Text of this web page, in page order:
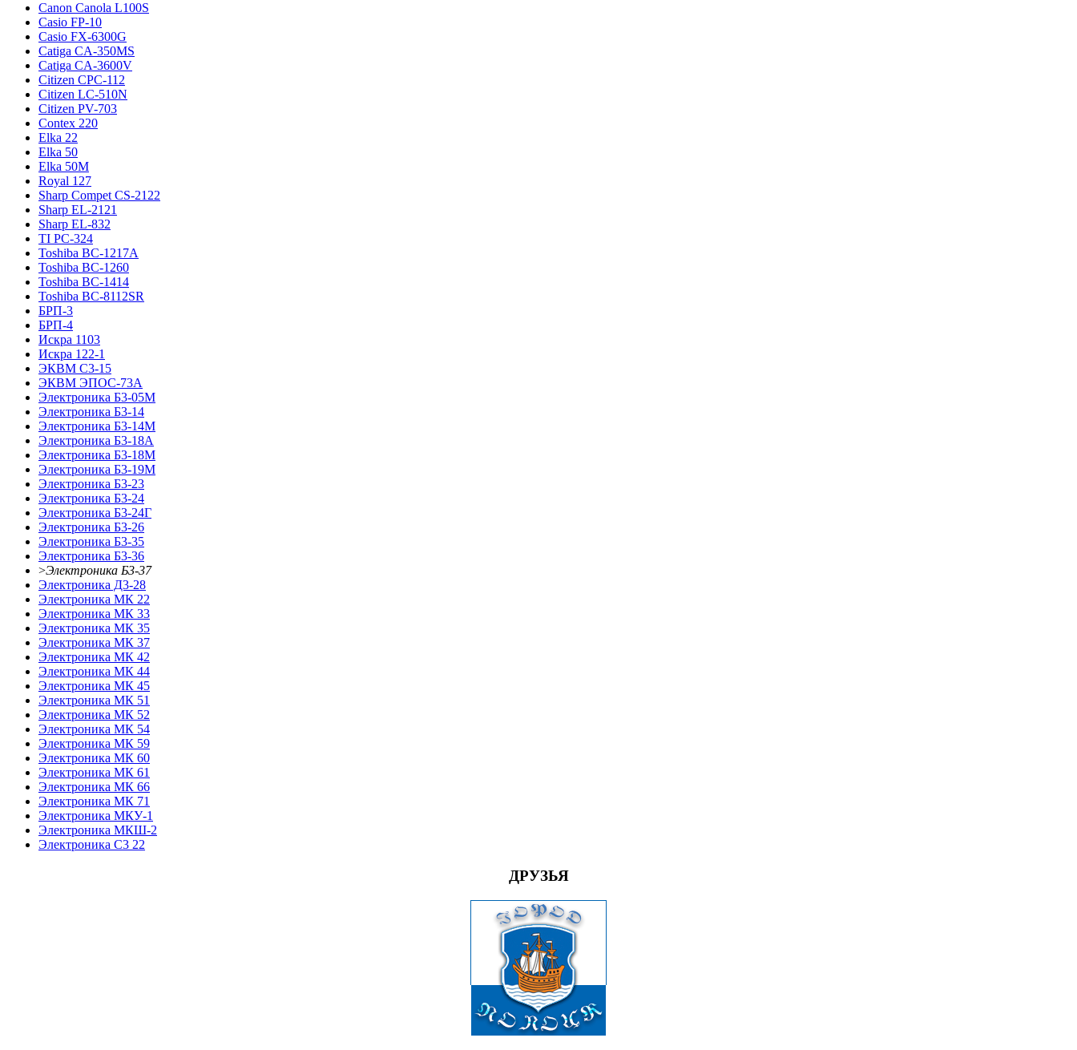
Canon Canola L100S
Casio FP-10
Casio FX-6300G
Catiga CA-350MS
Catiga CA-3600V
Citizen CPC-112
Citizen LC-510N
Citizen PV-703
Contex 220
Elka 22
Elka 50
Elka 50M
Royal 127
Sharp Compet CS-2122
Sharp EL-2121
Sharp EL-832
TI PC-324
Toshiba BC-1217A
Toshiba BC-1260
Toshiba BC-1414
Toshiba BC-8112SR
БРП-3
БРП-4
Искра 1103
Искра 122-1
ЭКВМ С3-15
ЭКВМ ЭПОС-73А
Электроника Б3-05М
Электроника Б3-14
Электроника Б3-14М
Электроника Б3-18А
Электроника Б3-18М
Электроника Б3-19М
Электроника Б3-23
Электроника Б3-24
Электроника Б3-24Г
Электроника Б3-26
Электроника Б3-35
Электроника Б3-36
>Электроника Б3-37
Электроника Д3-28
Электроника МК 22
Электроника МК 33
Электроника МК 35
Электроника МК 37
Электроника МК 42
Электроника МК 44
Электроника МК 45
Электроника МК 51
Электроника МК 52
Электроника МК 54
Электроника МК 59
Электроника МК 60
Электроника МК 61
Электроника МК 66
Электроника МК 71
Электроника МКУ-1
Электроника МКШ-2
Электроника С3 22
ДРУЗЬЯ